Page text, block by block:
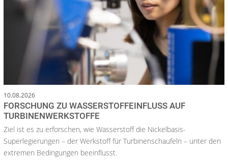
10.08.2026
FORSCHUNG ZU WASSERSTOFFEINFLUSS AUF
TURBINENWERKSTOFFE
Ziel ist es zu erforschen, wie Wasserstoff die Nickelbasis-
Superlegierungen – der Werkstoff für Turbinenschaufeln – unter den
extremen Bedingungen beeinflusst.